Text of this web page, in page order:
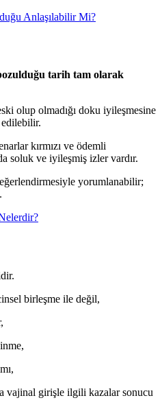
Anlaşılabilir Mi?
tarih tam olarak
olup olmadığı doku iyileşmesine
edilebilir.
kırmızı ve ödemli
soluk ve iyileşmiş izler vardır.
yorumlanabilir;
birleşme ile değil,
vajinal girişle ilgili kazalar sonucu